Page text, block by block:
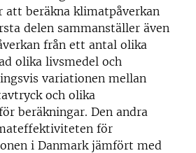
beräkna klimatpåverkan
delen sammanställer även
från ett antal olika
olika livsmedel och
variationen mellan
och olika
beräkningar. Den andra
för
i Danmark jämfört med